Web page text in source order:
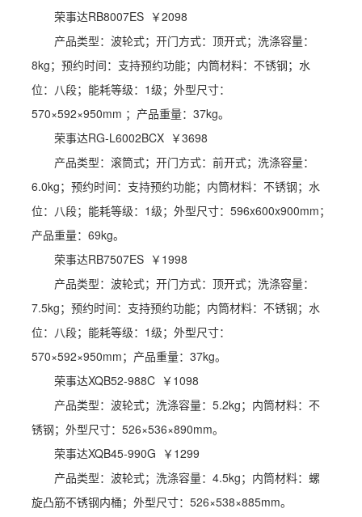
荣事达RB8007ES ￥2098
产品类型：波轮式；开门方式：顶开式；洗涤容量：
8kg；预约时间：支持预约功能；内筒材料：不锈钢；水
位：八段；能耗等级：1级；外型尺寸：
570×592×950mm ；产品重量：37kg。
荣事达RG-L6002BCX ￥3698
产品类型：滚筒式；开门方式：前开式；洗涤容量：
6.0kg；预约时间：支持预约功能；内筒材料：不锈钢；水
位：八段；能耗等级：1级；外型尺寸：596x600x900mm；
产品重量：69kg。
荣事达RB7507ES ￥1998
产品类型：波轮式；开门方式：顶开式；洗涤容量：
7.5kg；预约时间：支持预约功能；内筒材料：不锈钢；水
位：八段；能耗等级：1级；外型尺寸：
570×592×950mm；产品重量：37kg。
荣事达XQB52-988C ￥1098
产品类型：波轮式；洗涤容量：5.2kg；内筒材料：不
锈钢；外型尺寸：526×536×890mm。
荣事达XQB45-990G ￥1299
产品类型：波轮式；洗涤容量：4.5kg；内筒材料：螺
旋凸筋不锈钢内桶；外型尺寸：526×538×885mm。